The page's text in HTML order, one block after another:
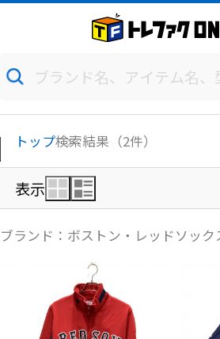
トップ検索結果（2件）
表示
ブランド：ボストン・レッドソック